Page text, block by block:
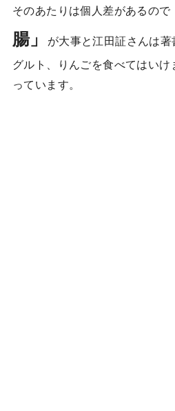
そのあたりは個人差があるので
腸」
が大事と江田証さんは
グルト、りんごを食べてはいけ
っています。